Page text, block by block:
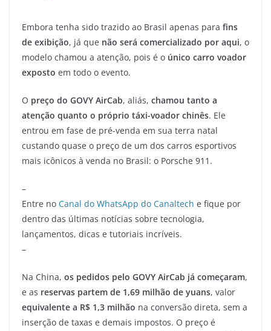
Embora tenha sido trazido ao Brasil apenas para fins
de exibição, já que não será comercializado por aqui, o
modelo chamou a atenção, pois é o único carro voador
exposto em todo o evento.
O preço do GOVY AirCab, aliás, chamou tanto a
atenção quanto o próprio táxi-voador chinês. Ele
entrou em fase de pré-venda em sua terra natal
custando quase o preço de um dos carros esportivos
mais icônicos à venda no Brasil: o Porsche 911.
–
Entre no Canal do WhatsApp do Canaltech e fique por
dentro das últimas notícias sobre tecnologia,
lançamentos, dicas e tutoriais incríveis.
–
Na China, os pedidos pelo GOVY AirCab já começaram,
e as reservas partem de 1,69 milhão de yuans, valor
equivalente a R$ 1,3 milhão na conversão direta, sem a
inserção de taxas e demais impostos. O preço é